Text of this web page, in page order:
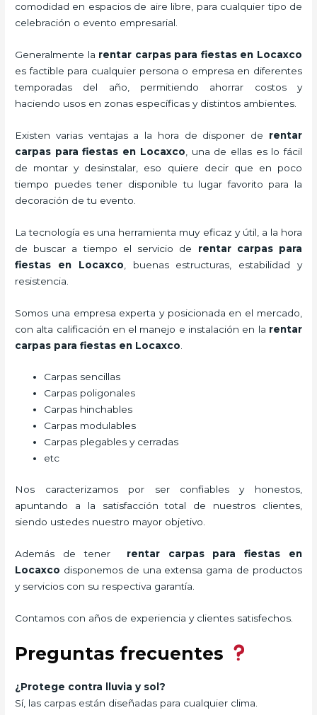
comodidad en espacios de aire libre, para cualquier tipo de
celebración o evento empresarial.
Generalmente la rentar carpas para fiestas en Locaxco
es factible para cualquier persona o empresa en diferentes
temporadas del año, permitiendo ahorrar costos y
haciendo usos en zonas específicas y distintos ambientes.
Existen varias ventajas a la hora de disponer de rentar
carpas para fiestas en Locaxco , una de ellas es lo fácil
de montar y desinstalar, eso quiere decir que en poco
tiempo puedes tener disponible tu lugar favorito para la
decoración de tu evento.
La tecnología es una herramienta muy eficaz y útil, a la hora
de buscar a tiempo el servicio de rentar carpas para
fiestas en Locaxco , buenas estructuras, estabilidad y
resistencia.
Somos una empresa experta y posicionada en el mercado,
con alta calificación en el manejo e instalación en la rentar
carpas para fiestas en Locaxco
Carpas sencillas
Carpas poligonales
Carpas hinchables
Carpas modulables
Carpas plegables y cerradas
etc
Nos caracterizamos por ser confiables y honestos,
apuntando a la satisfacción total de nuestros clientes,
siendo ustedes nuestro mayor objetivo.
Además de tener rentar carpas para fiestas
en
Locaxco disponemos de una extensa gama de productos
y servicios con su respectiva garantía.
Contamos con años de experiencia y clientes satisfechos.
Preguntas frecuentes
¿Protege contra lluvia y sol?
Sí, las carpas están diseñadas para cualquier clima.